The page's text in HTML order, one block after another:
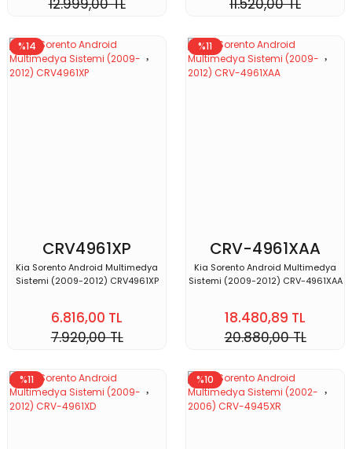
12.999,00 TL
11.520,00 TL
%14
CRV4961XP
Kia Sorento Android Multimedya
Sistemi (2009-2012) CRV4961XP
6.816,00 TL
7.920,00 TL
%11
CRV-4961XAA
Kia Sorento Android Multimedya
Sistemi (2009-2012) CRV-4961XAA
18.480,89 TL
20.880,00 TL
%11 %10